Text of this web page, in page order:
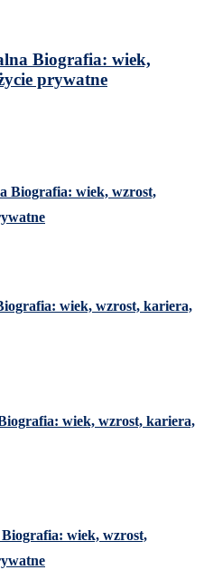
Biografia: wiek,
prywatne
Biografia: wiek, wzrost,
wiek, wzrost, kariera,
wiek, wzrost, kariera,
wiek, wzrost,